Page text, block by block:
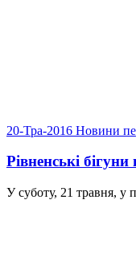
20-Тра-2016 Новини
Рівненські
У суботу, 21 травня, у